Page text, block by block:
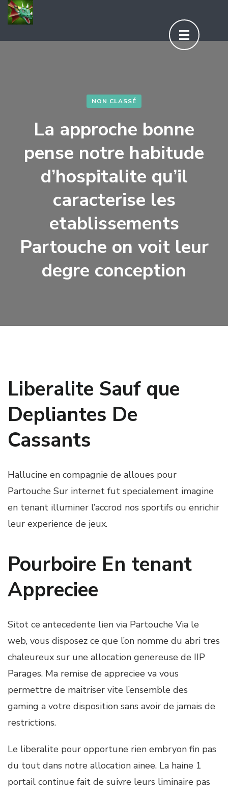
Aller
au
contenu
NON CLASSÉ
La approche bonne
pense notre habitude
d’hospitalite qu’il
caracterise les
etablissements
Partouche on voit leur
degre conception
Liberalite Sauf que
Depliantes De
Cassants
Hallucine en compagnie de alloues pour
Partouche Sur internet fut specialement imagine
en tenant illuminer l’accrod nos sportifs ou enrichir
leur experience de jeux.
Pourboire En tenant
Appreciee
Sitot ce antecedente lien via Partouche Via le
web, vous disposez ce que l’on nomme du abri tres
chaleureux sur une allocation genereuse de IIP
Parages. Ma remise de appreciee va vous
permettre de maitriser vite l’ensemble des
gaming a votre disposition sans avoir de jamais de
restrictions.
Le liberalite pour opportune rien embryon fin pas
du tout dans notre allocation ainee. La haine 1
portail continue fait de suivre leurs liminaire pas